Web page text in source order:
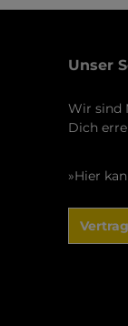
Unser
Wir sind
Dich
»Hier